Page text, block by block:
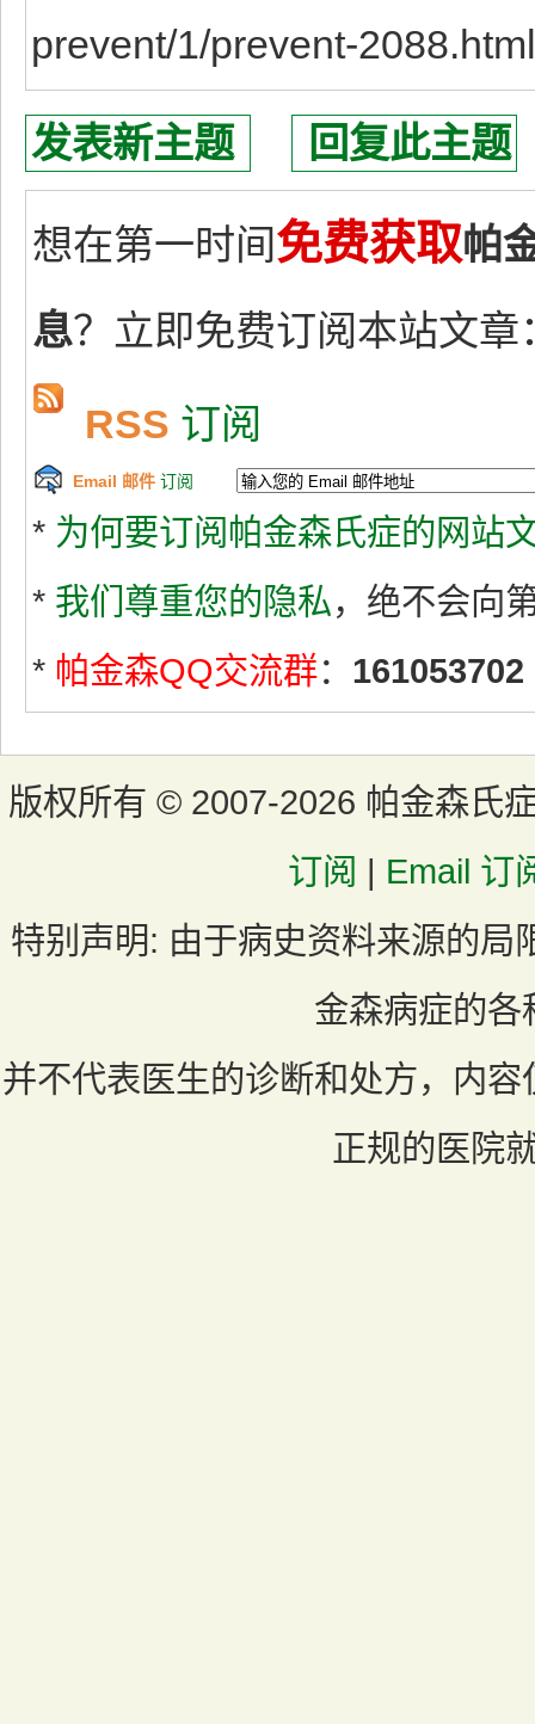
prevent/1/prevent-2088.html
发表新主题 回复此主题
想在第一时间免费获取帕
息？立即免费订阅本站文章
RSS 订阅
Email 邮件 订阅
* 为何要订阅帕金森氏症的网站
* 我们尊重您的隐私，绝不会向
* 帕金森QQ交流群： 161053702
版权所有 © 2007-2026 帕金森氏
订阅 | Email 订
特别声明: 由于病史资料来源的局
金森病症的各
并不代表医生的诊断和处方，内
正规的医院